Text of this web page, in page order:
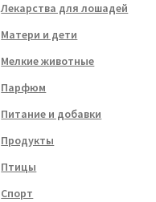
Лекарства для лошадей
Матери и дети
Мелкие животные
Парфюм
Питание и добавки
Продукты
Птицы
Спорт